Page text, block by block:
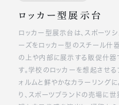
ロッカー型展示台
ロッカー型展示台は、スポーツシ
ーズをロッカー型のスチール什
の上や内部に展示する販促什器
す。学校のロッカーを想起させる
ォルムと鮮やかなカラーリングに
り、スポーツブランドの売場に世